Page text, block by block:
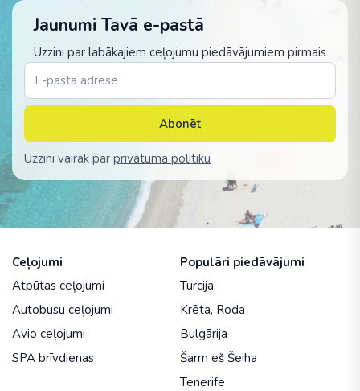
Jaunumi Tavā e-pastā
Uzzini par labākajiem ceļojumu piedāvājumiem pirmais
Abonēt
Uzzini vairāk par privātuma politiku
Ceļojumi
Atpūtas ceļojumi
Autobusu ceļojumi
Avio ceļojumi
SPA brīvdienas
Populāri piedāvājumi
Turcija
Krēta, Roda
Bulgārija
Šarm eš Šeiha
Tenerife